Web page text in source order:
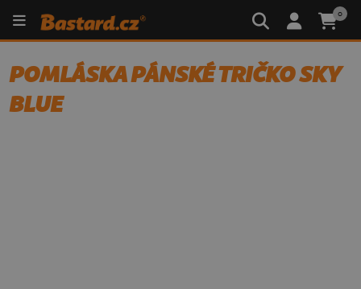
0
POMLÁSKA PÁNSKÉ TRIČKO SKY
BLUE